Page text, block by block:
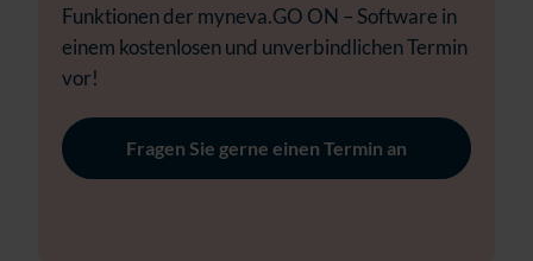
Funktionen der myneva.GO ON – Software in
einem kostenlosen und unverbindlichen Termin
vor!
Fragen Sie gerne einen Termin an